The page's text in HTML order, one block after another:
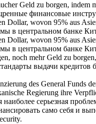
Geld zu borgen, indem
финансовые
Dollar, wovon 95% aus
в центральном банке
Dollar, wovon 95% aus
в центральном банке
noch mehr Geld zu borgen
выдачи
des General Funds
Regierung ihre
наиболее серьезная
само себя и